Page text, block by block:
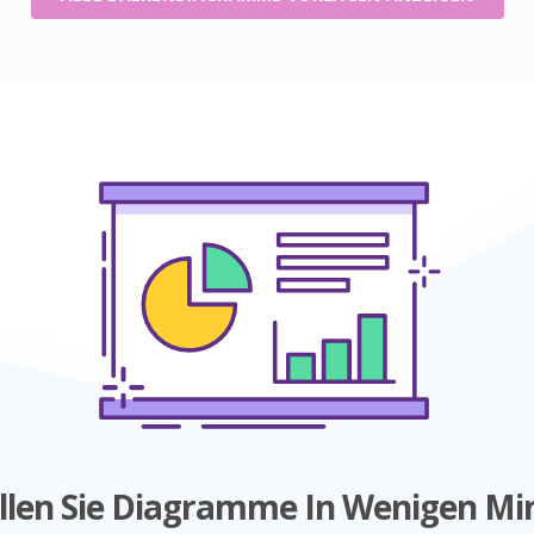
Sie Diagramme In Wenigen